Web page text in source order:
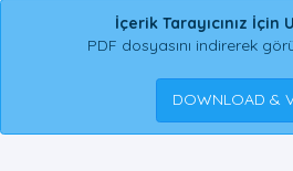
İçerik Tarayıcınız İçin
PDF dosyasını indirerek
DOWNLOAD &